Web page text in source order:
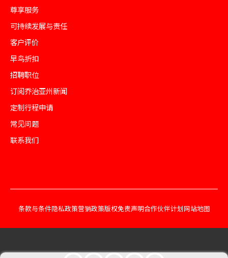
尊享服务
可持续发展与责任
客户评价
早鸟折扣
招聘职位
订阅乔治亚州新闻
定制行程申请
常见问题
联系我们
条款与条件隐私政策营销政策版权免责声明合作伙伴计划网站地图